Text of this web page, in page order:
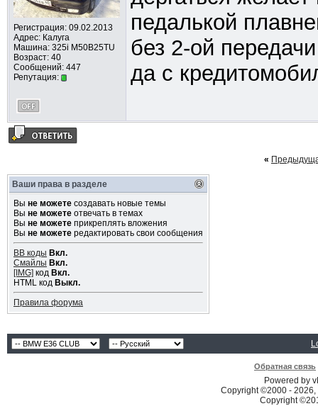
Регистрация: 09.02.2013
Адрес: Калуга
Машина: 325i M50B25TU
Возраст: 40
Сообщений: 447
Репутация:
педалькой
без 2-ой
да с
«
Ваши права в разделе
Вы не можетесоздавать новые темы
Вы не можетеотвечать в темах
Вы не можетеприкреплять вложения
Вы не можетередактировать свои сообщения
BB коды Вкл.
Смайлы Вкл.
[IMG] код Вкл.
HTML код Выкл.
Правила форума
Обратная связь
Powered by
Copyright ©2000 -
Copyright